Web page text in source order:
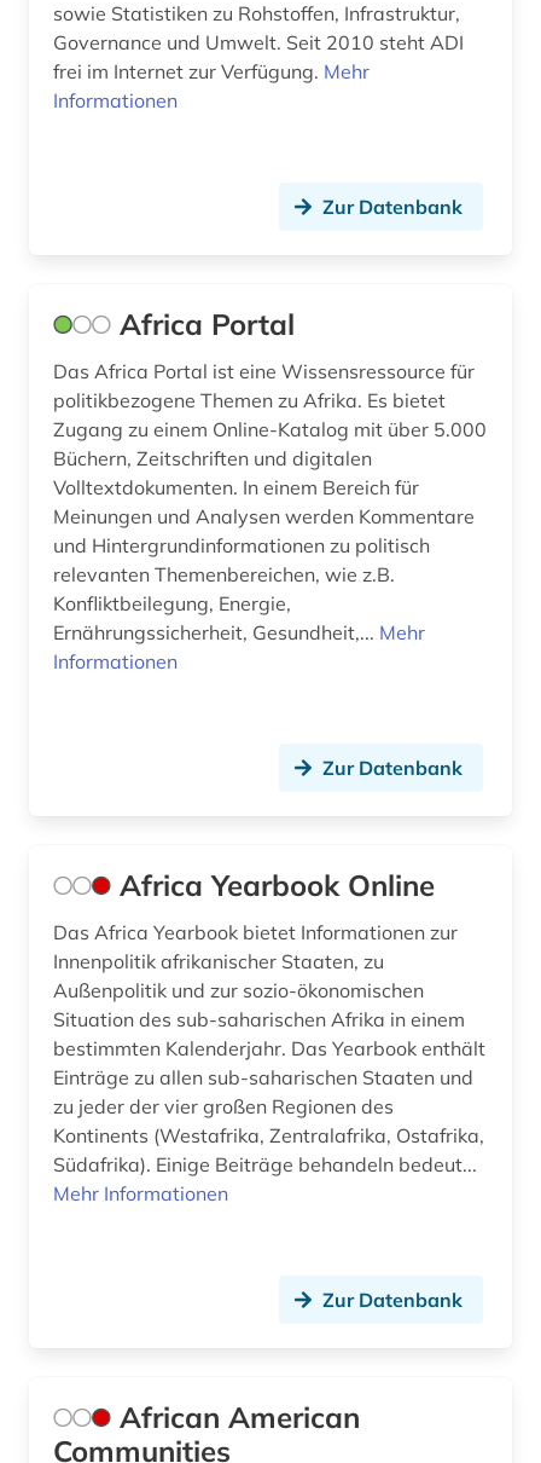
dreyfus-affäre (1)
dritte welt (1)
e-book (1)
e-learning (2)
earnings calls transkripte (1)
ecuador (2)
eg (1)
eheschließung (1)
einreise (1)
el salvador (1)
elektronische bibliothek (1)
elektronische zeitschrift (18)
elektronische zeitung (1)
elektronisches buch (57)
empirische sozialforschung (2)
energieverbrauch (1)
sowie Statistiken zu Rohstoffen, Infrastruktur,
Governance und Umwelt. Seit 2010 steht ADI
frei im Internet zur Verfügung. Mehr
Informationen
Zur Datenbank
Africa Portal
Das Africa Portal ist eine Wissensressource für
politikbezogene Themen zu Afrika. Es bietet
Zugang zu einem Online-Katalog mit über 5.000
Büchern, Zeitschriften und digitalen
Volltextdokumenten. In einem Bereich für
Meinungen und Analysen werden Kommentare
und Hintergrundinformationen zu politisch
relevanten Themenbereichen, wie z.B.
Konfliktbeilegung, Energie,
Ernährungssicherheit, Gesundheit,... Mehr
Informationen
Zur Datenbank
Africa Yearbook Online
Das Africa Yearbook bietet Informationen zur
Innenpolitik afrikanischer Staaten, zu
Außenpolitik und zur sozio-ökonomischen
Situation des sub-saharischen Afrika in einem
bestimmten Kalenderjahr. Das Yearbook enthält
Einträge zu allen sub-saharischen Staaten und
zu jeder der vier großen Regionen des
Kontinents (Westafrika, Zentralafrika, Ostafrika,
Südafrika). Einige Beiträge behandeln bedeut...
Mehr Informationen
Zur Datenbank
African American
Communities